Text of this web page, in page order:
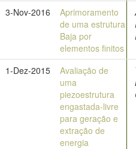
3-Nov-2016
Aprimoramento
de uma estrutura
Baja por
elementos finitos
1-Dez-2015
Avaliação de
uma
piezoestrutura
engastada-livre
para geração e
extração de
energia